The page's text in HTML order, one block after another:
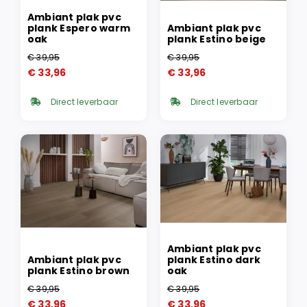
Ambiant plak pvc
plank Espero warm
oak
€39,95
Oorspronkelijke
was:
€ 33,96
Huidige
is: Direct leverbaar
Ambiant plak pvc
plank Estino beige
€39,95
Oorspronkelijke
was:
€ 33,96
Huidige
is: Direct leverbaar
Ambiant plak pvc
plank Estino brown
€39,95
Ambiant plak pvc
plank Estino dark
oak
€39,95